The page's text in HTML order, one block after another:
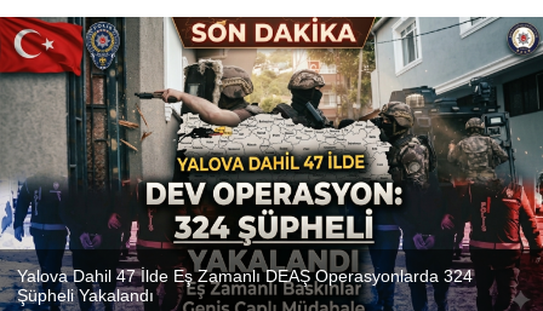
Yalova Dahil 47 İlde Eş Zamanlı DEAŞ Operasyonlarda 324
Şüpheli Yakalandı